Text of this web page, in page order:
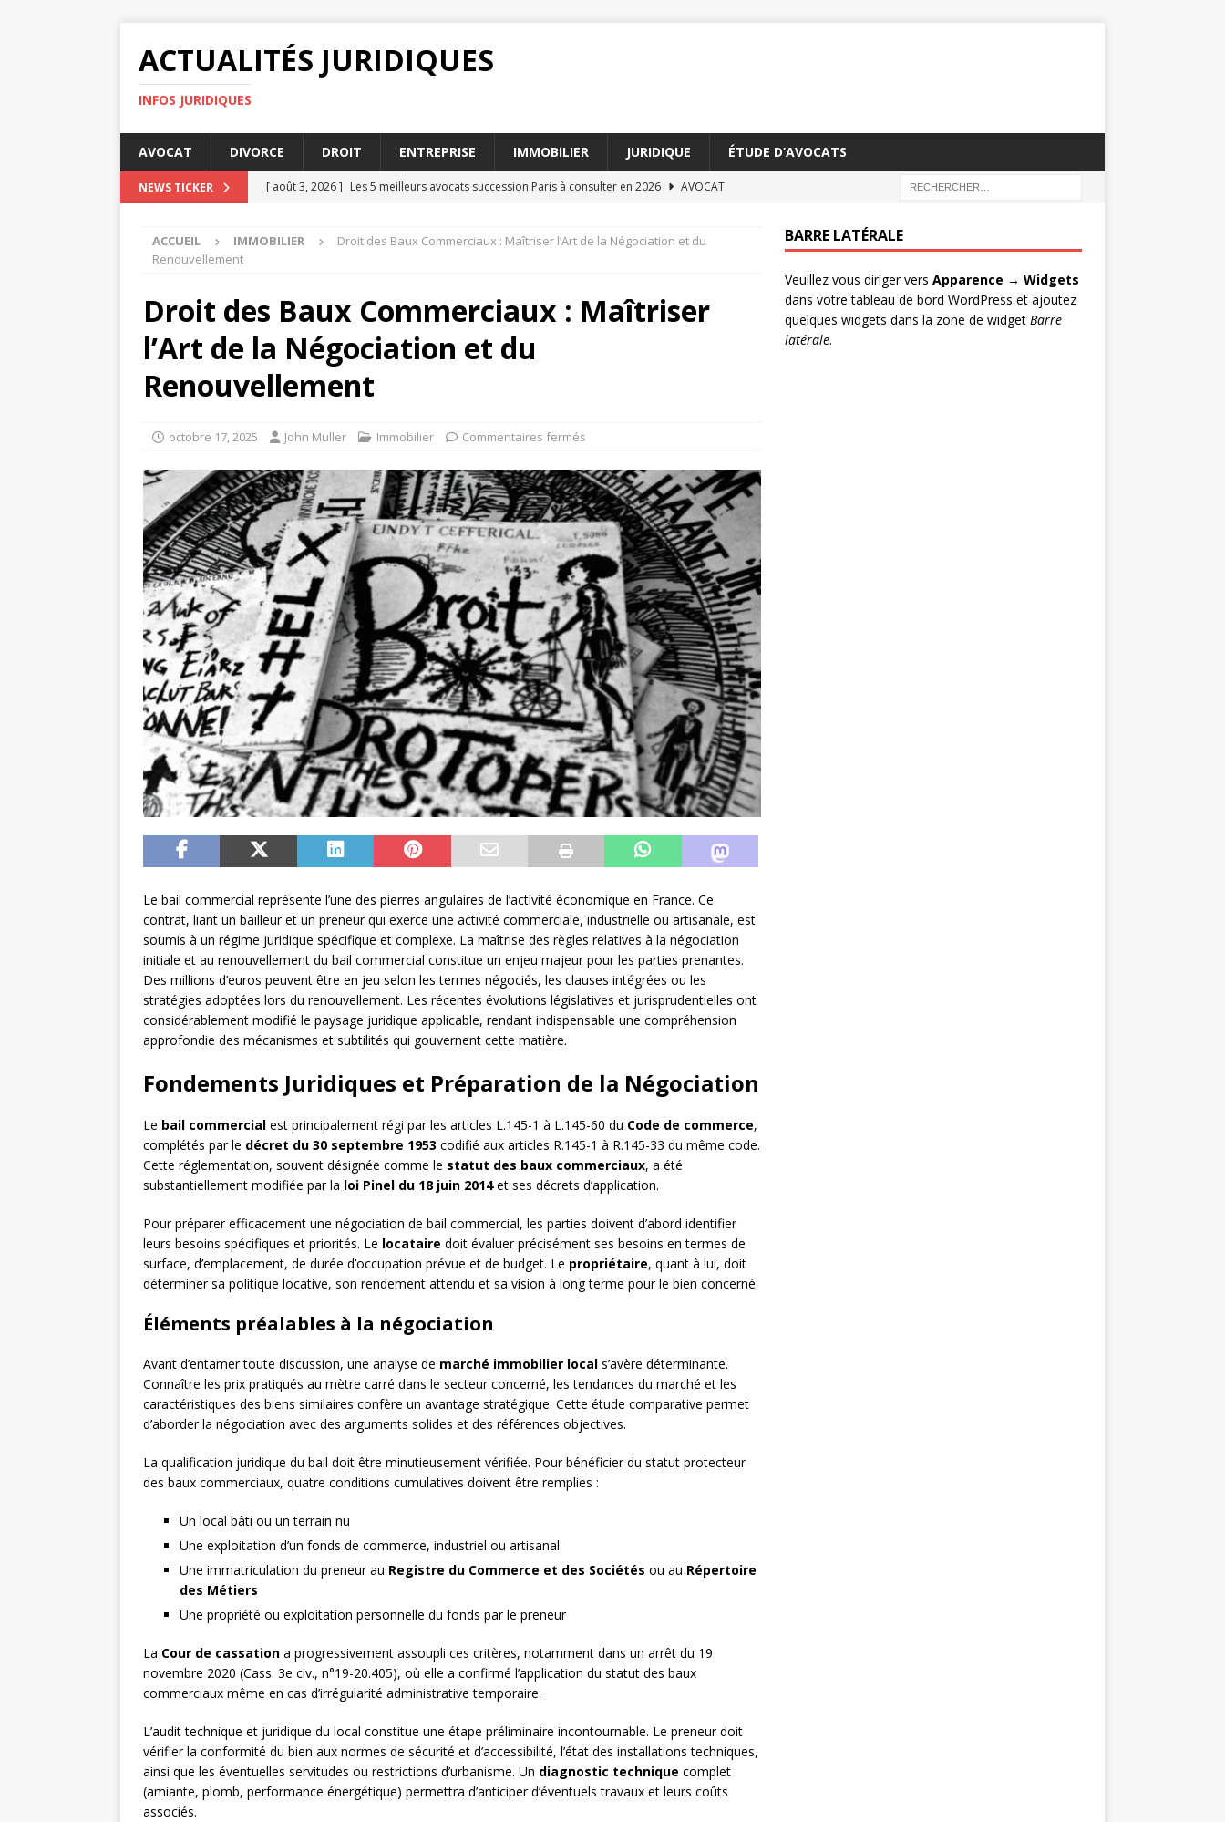
ACTUALITÉS JURIDIQUES
INFOS JURIDIQUES
AVOCAT DIVORCE DROIT ENTREPRISE IMMOBILIER JURIDIQUE ÉTUDE D’AVOCATS
NEWS TICKER [ août 3, 2026 ] Les 5 meilleurs avocats succession Paris à consulter en 2026
AVOCAT
[ juillet 30, 2026 ] Indemnisation forfaitaire : guide pratique pour les assurés
JURIDIQUE
ENTREPRISE
[ août 4, 2026 ] La résiliation de contrat : conditions et conséquences légales
ACCUEIL IMMOBILIER
Droit des Baux Commerciaux : Maîtriser l’Art de la Négociation et du
Renouvellement
Droit des Baux Commerciaux : Maîtriser
l’Art de la Négociation et du
Renouvellement
octobre 17, 2025 John Muller Immobilier Commentaires fermés
Le bail commercial représente l’une des pierres angulaires de l’activité économique en France. Ce
contrat, liant un bailleur et un preneur qui exerce une activité commerciale, industrielle ou artisanale, est
soumis à un régime juridique spécifique et complexe. La maîtrise des règles relatives à la négociation
initiale et au renouvellement du bail commercial constitue un enjeu majeur pour les parties prenantes.
Des millions d’euros peuvent être en jeu selon les termes négociés, les clauses intégrées ou les
stratégies adoptées lors du renouvellement. Les récentes évolutions législatives et jurisprudentielles ont
considérablement modifié le paysage juridique applicable, rendant indispensable une compréhension
approfondie des mécanismes et subtilités qui gouvernent cette matière.
Fondements Juridiques et Préparation de la Négociation
Le bail commercial est principalement régi par les articles L.145-1 à L.145-60 du Code de commerce,
complétés par le décret du 30 septembre 1953 codifié aux articles R.145-1 à R.145-33 du même code.
Cette réglementation, souvent désignée comme le statut des baux commerciaux, a été
substantiellement modifiée par la loi Pinel du 18 juin 2014et ses décrets d’application.
Pour préparer efficacement une négociation de bail commercial, les parties doivent d’abord identifier
leurs besoins spécifiques et priorités. Le locataire doit évaluer précisément ses besoins en termes de
surface, d’emplacement, de durée d’occupation prévue et de budget. Le propriétaire, quant à lui, doit
déterminer sa politique locative, son rendement attendu et sa vision à long terme pour le bien concerné.
Éléments préalables à la négociation
Avant d’entamer toute discussion, une analyse de marché immobilier local s’avère déterminante.
Connaître les prix pratiqués au mètre carré dans le secteur concerné, les tendances du marché et les
caractéristiques des biens similaires confère un avantage stratégique. Cette étude comparative permet
d’aborder la négociation avec des arguments solides et des références objectives.
La qualification juridique du bail doit être minutieusement vérifiée. Pour bénéficier du statut protecteur
des baux commerciaux, quatre conditions cumulatives doivent être remplies :
Un local bâti ou un terrain nu
Une exploitation d’un fonds de commerce, industriel ou artisanal
Une immatriculation du preneur au Registre du Commerce et des Sociétés ou au Répertoire
des Métiers
Une propriété ou exploitation personnelle du fonds par le preneur
La Cour de cassation a progressivement assoupli ces critères, notamment dans un arrêt du 19
novembre 2020 (Cass. 3e civ., n°19-20.405), où elle a confirmé l’application du statut des baux
commerciaux même en cas d’irrégularité administrative temporaire.
L’audit technique et juridique du local constitue une étape préliminaire incontournable. Le preneur doit
vérifier la conformité du bien aux normes de sécurité et d’accessibilité, l’état des installations techniques,
ainsi que les éventuelles servitudes ou restrictions d’urbanisme. Un diagnostic technique complet
(amiante, plomb, performance énergétique) permettra d’anticiper d’éventuels travaux et leurs coûts
associés.
BARRE LATÉRALE
Veuillez vous diriger vers Apparence → Widgets
dans votre tableau de bord WordPress et ajoutez
quelques widgets dans la zone de widget Barre
latérale.